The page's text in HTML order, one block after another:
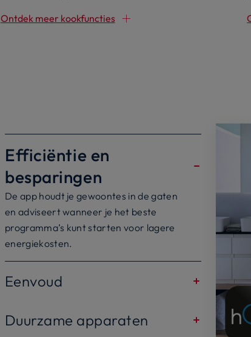
Ontdek meer kookfuncties
Efficiëntie en
besparingen
De app houdt je gewoontes in de gaten
en adviseert wanneer je het beste
programma’s kunt starten voor lagere
energiekosten.
Eenvoud
programma’s, volg ze op en ontvang
meldingen rechtstreeks op je
Duurzame apparaten